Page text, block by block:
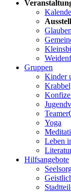
Gruppen
Kinder
Yoga
Leben
Hilfsangebote